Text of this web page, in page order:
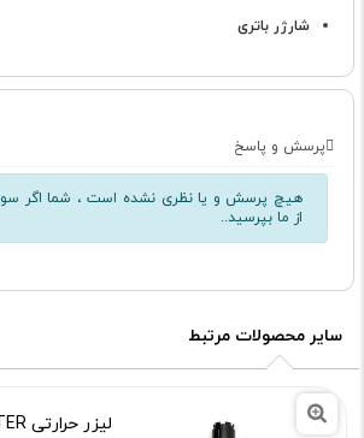
شارژر باتری
پرسش و پاسخ
هیچ پرسش و یا نظری نشده است ، شما اگر
از ما بپرسید..
سایر محصولات مرتبط